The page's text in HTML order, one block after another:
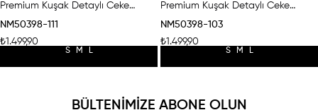
Premium Kuşak Detaylı Ceket- KAHVERENGİ
NM50398-111
₺1.499,90
S M L
Premium Kuşak Detaylı Ceket- BEYAZ
NM50398-103
₺1.499,90
S M L
BÜLTENİMİZE ABONE OLUN